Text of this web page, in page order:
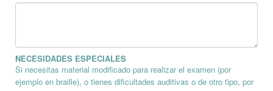
NECESIDADES ESPECIALES
Si necesitas material modificado para realizar el examen (por
ejemplo en braille), o tienes dificultades auditivas o de otro tipo, por